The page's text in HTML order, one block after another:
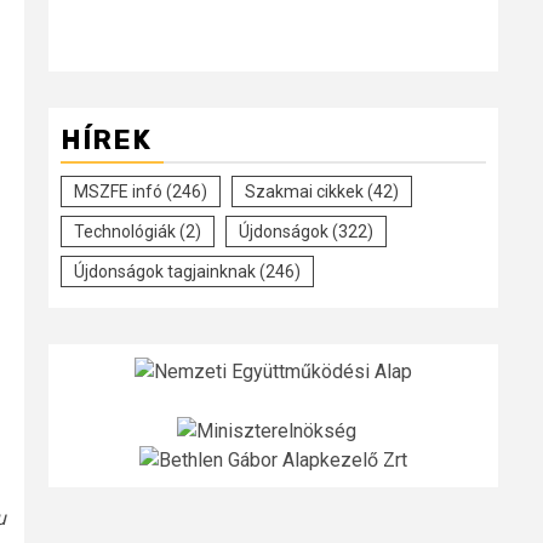
HÍREK
MSZFE infó (246) Szakmai cikkek(42)
Technológiák(2) Újdonságok(322)
Újdonságok tagjainknak(246)